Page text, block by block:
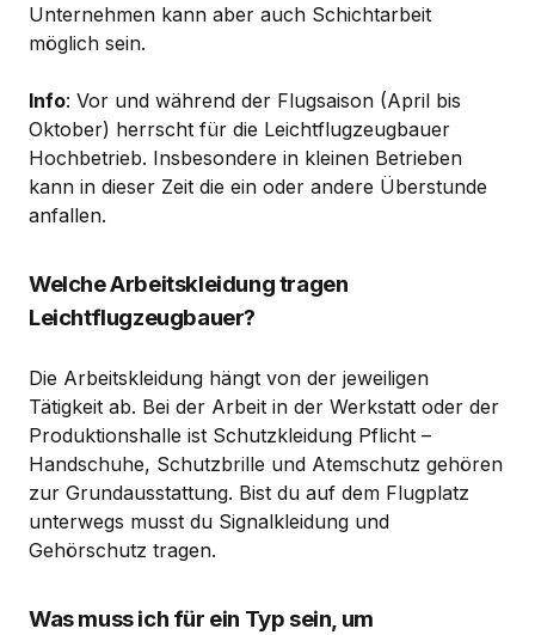
Unternehmen kann aber auch Schichtarbeit
möglich sein.
Info: Vor und während der Flugsaison (April bis
Oktober) herrscht für die Leichtflugzeugbauer
Hochbetrieb. Insbesondere in kleinen Betrieben
kann in dieser Zeit die ein oder andere Überstunde
anfallen.
Welche Arbeitskleidung tragen
Leichtflugzeugbauer?
Die Arbeitskleidung hängt von der jeweiligen
Tätigkeit ab. Bei der Arbeit in der Werkstatt oder der
Produktionshalle ist Schutzkleidung Pflicht –
Handschuhe, Schutzbrille und Atemschutz gehören
zur Grundausstattung. Bist du auf dem Flugplatz
unterwegs musst du Signalkleidung und
Gehörschutz tragen.
Was muss ich für ein Typ sein, um